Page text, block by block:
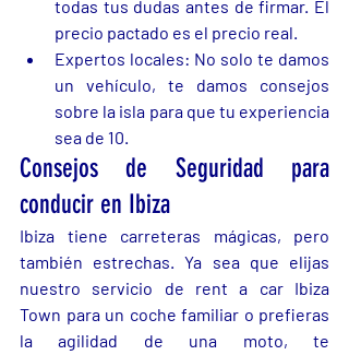
todas tus dudas antes de firmar. El
precio pactado es el precio real.
Expertos locales: No solo te damos
un vehículo, te damos consejos
sobre la isla para que tu experiencia
sea de 10.
Consejos de Seguridad para
conducir en Ibiza
Ibiza tiene carreteras mágicas, pero
también estrechas. Ya sea que elijas
nuestro servicio de rent a car Ibiza
Town para un coche familiar o prefieras
la agilidad de una moto, te